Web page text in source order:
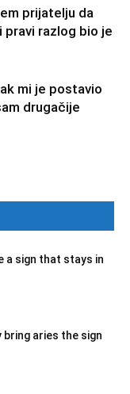
prijatelju da
pravi razlog bio je
mi je postavio
drugačije
a sign that stays in
bring aries the sign